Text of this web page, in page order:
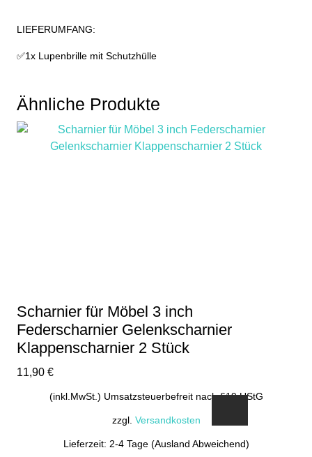
LIEFERUMFANG:
✅1x Lupenbrille mit Schutzhülle
Ähnliche Produkte
Scharnier für Möbel 3 inch
Federscharnier Gelenkscharnier
Klappenscharnier 2 Stück
11,90 €
(inkl.MwSt.) Umsatzsteuerbefreit nach §19 UStG
zzgl. Versandkosten
Lieferzeit: 2-4 Tage (Ausland Abweichend)